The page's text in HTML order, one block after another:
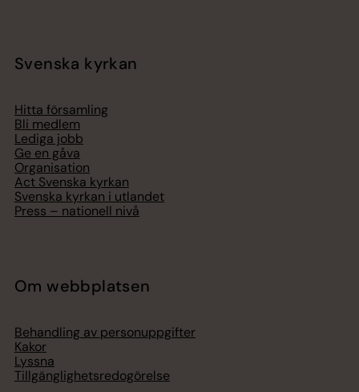
Svenska kyrkan
Hitta församling
Bli medlem
Lediga jobb
Ge en gåva
Organisation
Act Svenska kyrkan
Svenska kyrkan i utlandet
Press – nationell nivå
Om webbplatsen
Behandling av personuppgifter
Kakor
Lyssna
Tillgänglighetsredogörelse